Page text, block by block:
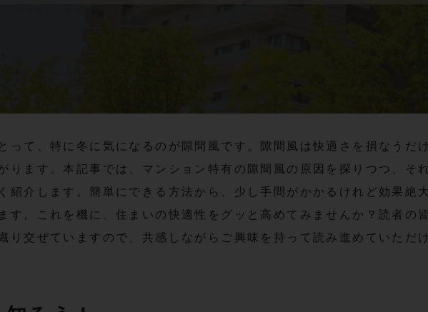
って、特に冬に気になるのが隙間風です。隙間風は快適さを損なうだ
ります。本記事では、マンション特有の隙間風の原因を探りつつ、そ
紹介します。簡単にできる方法から、少し手間がかかるけれど効果絶
す。これを機に、住まいの快適性をグッと高めてみませんか？読者の
り交ぜていますので、共感しながらご興味を持って読み進めていただ